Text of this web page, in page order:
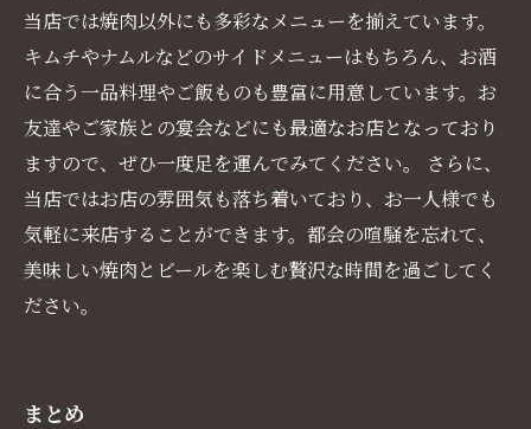
当店では焼肉以外にも多彩なメニューを揃えています。
キムチやナムルなどのサイドメニューはもちろん、お酒
に合う一品料理やご飯ものも豊富に用意しています。お
友達やご家族との宴会などにも最適なお店となっており
ますので、ぜひ一度足を運んでみてください。 さらに、
当店ではお店の雰囲気も落ち着いており、お一人様でも
気軽に来店することができます。都会の喧騒を忘れて、
美味しい焼肉とビールを楽しむ贅沢な時間を過ごしてく
ださい。
まとめ